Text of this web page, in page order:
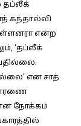
தப்லீக்
கந்தால்வி
என்ற
‘தப்லீக்
என சாத்
நோக்கம்